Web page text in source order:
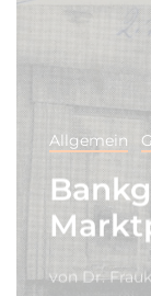
Allgemein
von Dr.